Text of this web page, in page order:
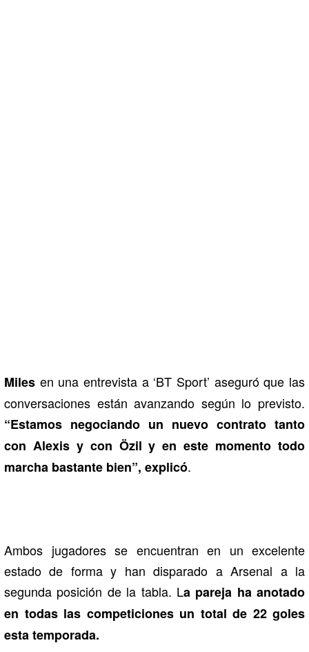
Miles en una entrevista a ‘BT Sport’ aseguró que las
conversaciones están avanzando según lo previsto.
“Estamos negociando un nuevo contrato tanto
con Alexis y con Özil y en este momento todo
marcha bastante bien”, explicó.
Ambos jugadores se encuentran en un excelente
estado de forma y han disparado a Arsenal a la
segunda posición de la tabla. La pareja ha anotado
en todas las competiciones un total de 22 goles
esta temporada.